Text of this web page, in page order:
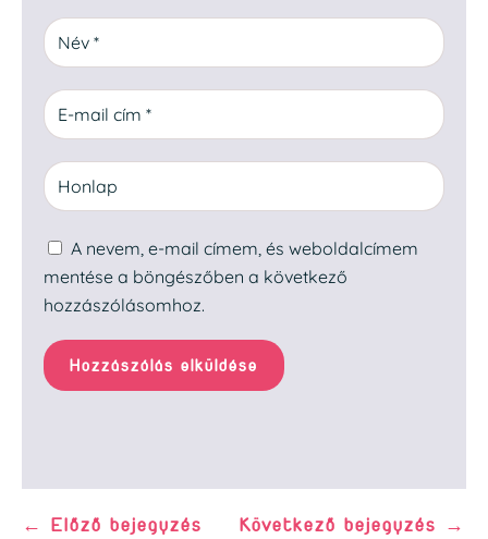
A nevem, e-mail címem, és weboldalcímem
mentése a böngészőben a következő
hozzászólásomhoz.
Hozzászólás elküldése
← Előző bejegyzés Következő bejegyzés →